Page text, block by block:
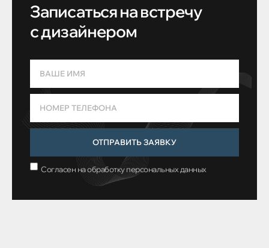
Записаться на встречу
с дизайнером
Согласен на обработку персональных данных
ОТПРАВИТЬ ЗАЯВКУ